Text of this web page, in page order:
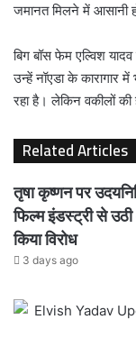
जमानत मिलने में आसानी
बिग बॉस फेम एल्विश
उन्हें नॉएडा के
रहा है। लेकिन वकीलों की
Related Articles
तृषा कृष्णन पर
फिल्म इंडस्ट्री से
किया विरोध
3 days ago